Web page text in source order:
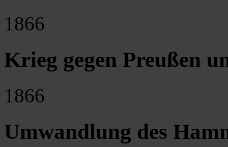
1866
Krieg gegen Preußen
1866
Umwandlung des